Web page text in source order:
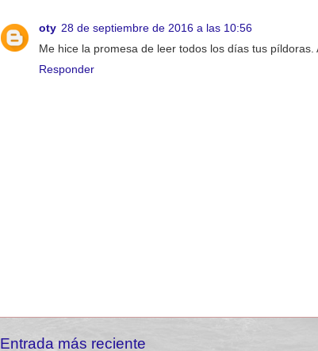
oty 28 de septiembre de 2016 a las 10:56
Me hice la promesa de leer todos los días tus píldoras.
Responder
Entrada más reciente